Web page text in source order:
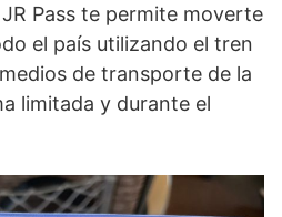
JR Pass te permite moverte
el país utilizando el tren
de transporte de la
limitada y durante el